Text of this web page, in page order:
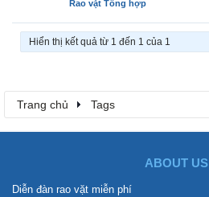
Rao vặt Tổng hợp
Hiển thị kết quả từ 1 đến 1 của 1
Trang chủ Tags
ABOUT US
Diễn đàn rao vặt miễn phí